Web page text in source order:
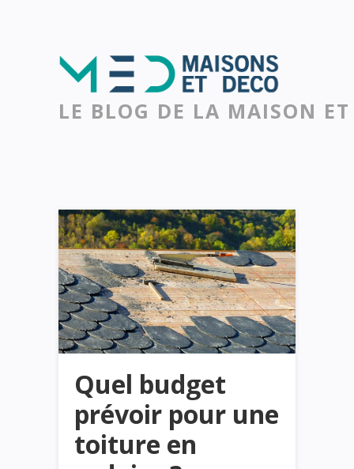
LE BLOG DE LA MAISON
Quel budget
prévoir pour une
toiture en